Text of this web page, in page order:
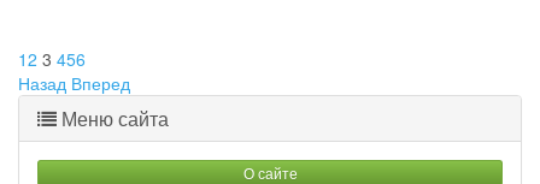
12 3 456
Назад Вперед
Меню сайта
О сайте